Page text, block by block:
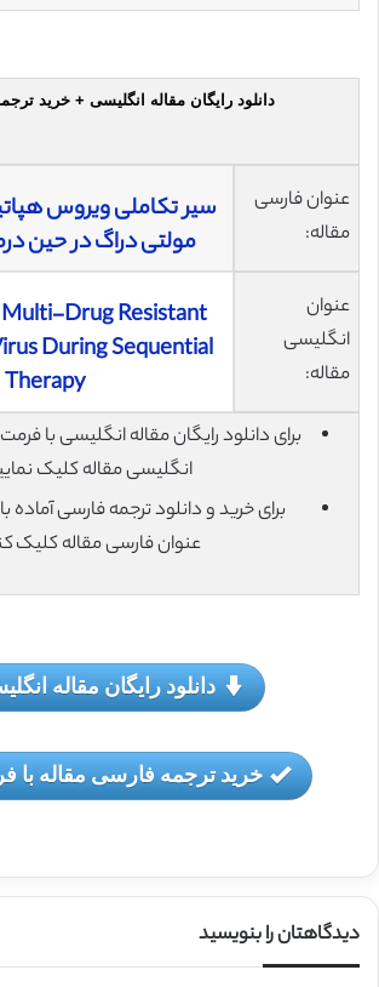
دانلود رایگان مقاله انگلیسی + خرید
عنوان فارسی
مقاله:
مولتی دراگ در حین
عنوان
انگلیسی
مقاله:
Drug Resistant
During Sequential
Therapy
انگلیسی مقاله کلیک
برای خرید و دانلود ترجمه فارسی آماده
عنوان فارسی مقاله کلیک
دانلود رایگان مقاله
خرید ترجمه فارسی مقاله با
دیدگاهتان را بنویسید